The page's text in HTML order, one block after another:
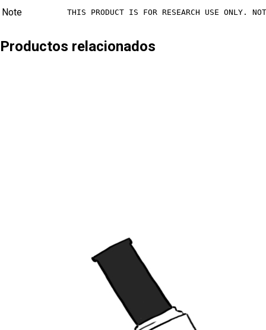
Note THIS PRODUCT IS FOR RESEARCH USE ONLY.
Productos relacionados